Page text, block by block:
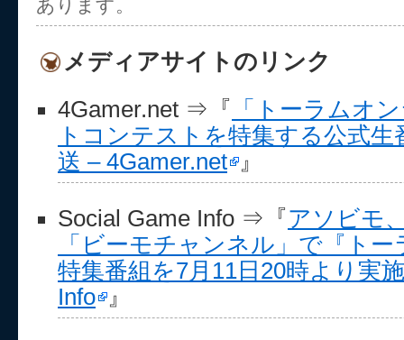
あります。
メディアサイトのリンク
4Gamer.net ⇒『
「トーラムオ
トコンテストを特集する公式生
送 – 4Gamer.net
』
Social Game Info ⇒『アソビモ
「ビーモチャンネル」で『ト
特集番組を7月11日20時より実
Info
』